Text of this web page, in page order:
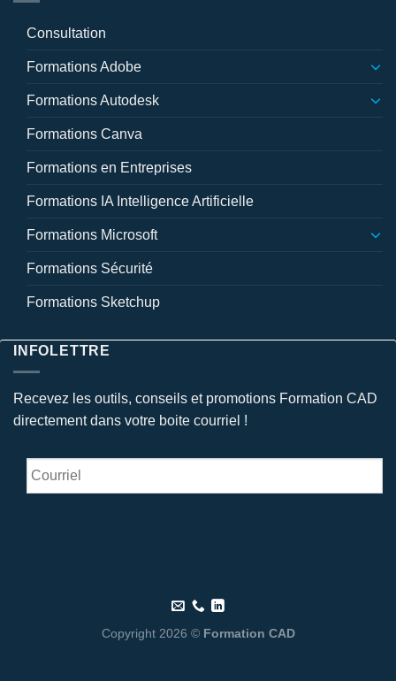
Consultation
Formations Adobe
Formations Autodesk
Formations Canva
Formations en Entreprises
Formations IA Intelligence Artificielle
Formations Microsoft
Formations Sécurité
Formations Sketchup
INFOLETTRE
Recevez les outils, conseils et promotions Formation CAD
directement dans votre boite courriel !
Courriel *
Copyright 2026 © Formation CAD